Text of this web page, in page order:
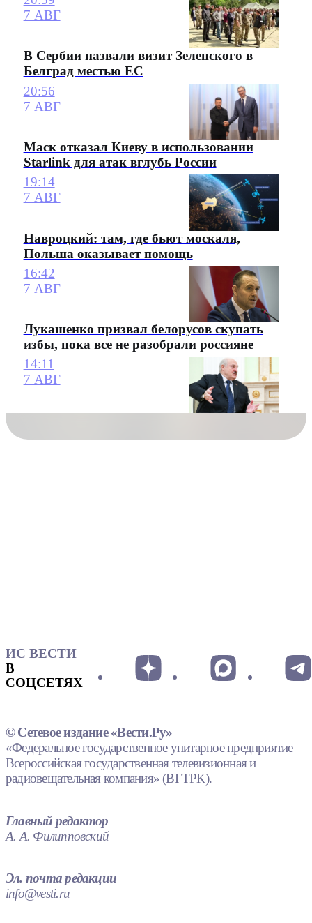
7 АВГ
В Сербии назвали визит Зеленского в
Белград местью ЕС
20:56
7 АВГ
Маск отказал Киеву в использовании
Starlink для атак вглубь России
19:14
7 АВГ
Навроцкий: там, где бьют москаля,
Польша оказывает помощь
16:42
7 АВГ
Лукашенко призвал белорусов скупать
избы, пока все не разобрали россияне
14:11
7 АВГ
ИС ВЕСТИ
В
СОЦСЕТЯХ
© Сетевое издание «Вести.Ру»
«Федеральное государственное унитарное предприятие
Всероссийская государственная телевизионная и
радиовещательная компания» (ВГТРК).
Главный редактор
А. А. Филипповский
Эл. почта редакции
info@vesti.ru